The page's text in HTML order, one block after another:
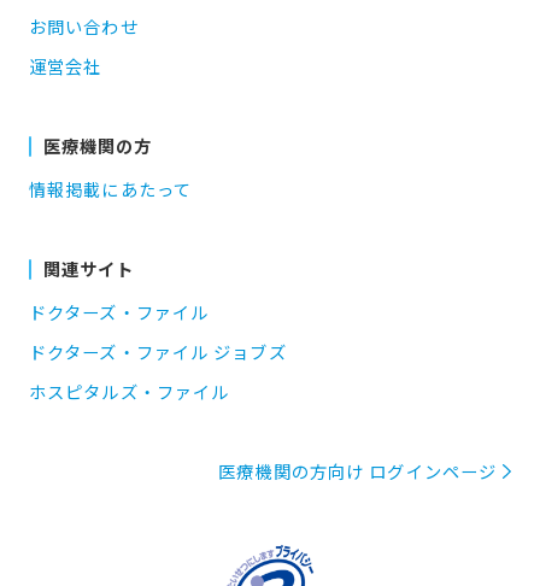
お問い合わせ
運営会社
医療機関の方
情報掲載にあたって
関連サイト
ドクターズ・ファイル
ドクターズ・ファイル ジョブズ
ホスピタルズ・ファイル
医療機関の方向け ログインページ